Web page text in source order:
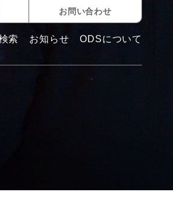
索 お知らせ ODSについて
お問い合わせ